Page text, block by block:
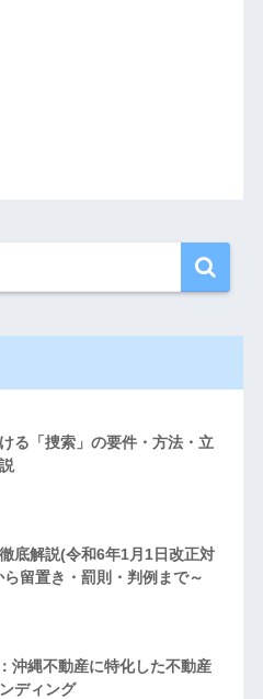
る「捜索」の要件・方法・立
底解説(令和6年1月1日改正対
留置き・罰則・判例まで～
沖縄不動産に特化した不動産
ディング